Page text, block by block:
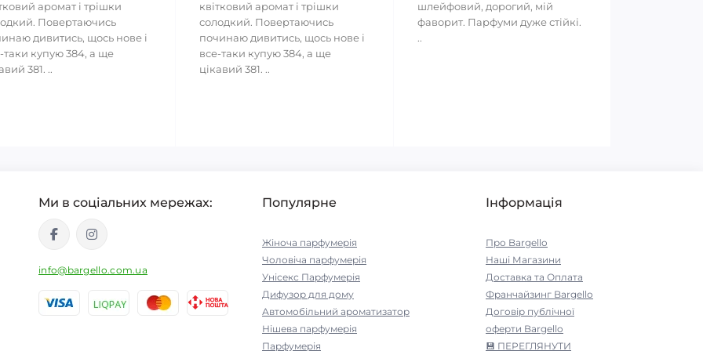
аромат і трішки
Повертаючись
дивитись, щось нове і
таки купую 384, а ще
381. ..
квітковий аромат і трішки
солодкий. Повертаючись
починаю дивитись, щось нове і
все-таки купую 384, а ще
цікавий 381. ..
шлейфовий, дорогий, мій
фаворит. Парфуми дуже стійкі.
..
Ми в соціальних мережах:
info@bargello.com.ua
Популярне
Жіноча парфумерія
Чоловіча парфумерія
Унісекс Парфумерія
Дифузор для дому
Автомобільний ароматизатор
Нішева парфумерія
Парфумерія
Інформація
Про Bargello
Наші Магазини
Доставка та Оплата
Франчайзинг Bargello
Договір публічної
оферти Bargello
💾 ПЕРЕГЛЯНУТИ